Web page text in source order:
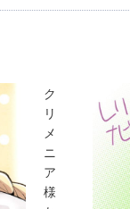
ク
リ
メ
ニ
ア
様